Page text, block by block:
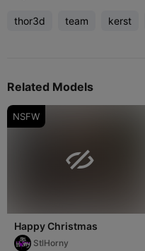
thor3d team kerst
Related Models
NSFW

Happy Christmas
StlHorny